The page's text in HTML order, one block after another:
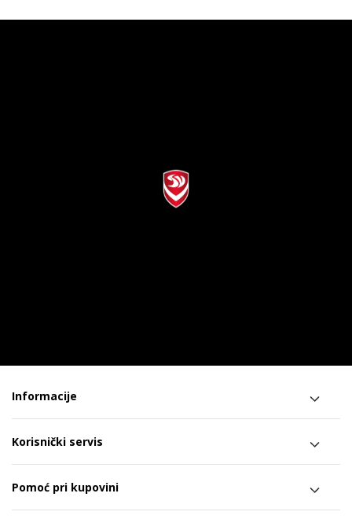
Informacije
Korisnički servis
Pomoć pri kupovini